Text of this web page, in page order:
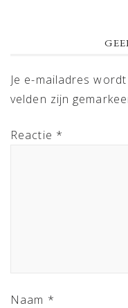
Je e-mailadres
velden zijn
Reactie *
Naam *